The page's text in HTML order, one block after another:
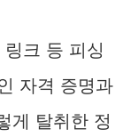
크 등 피싱
자격 증명과
게 탈취한 정